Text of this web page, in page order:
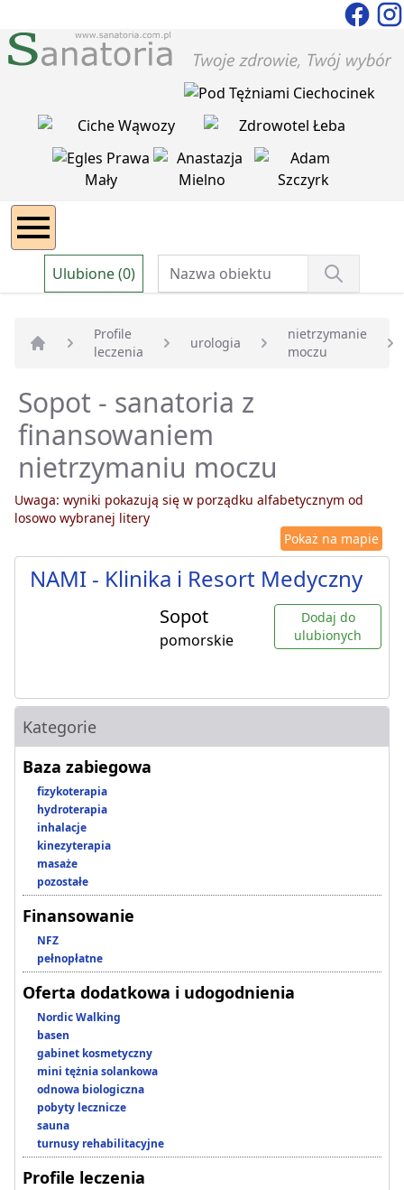
Ulubione (0)
Strona główna
Profile
leczenia
urologia
nietrzymanie
moczu
Sopot - sanatoria z
finansowaniem
nietrzymaniu moczu
Uwaga: wyniki pokazują się w porządku alfabetycznym od
losowo wybranej litery
Pokaż na mapie
NAMI - Klinika i Resort Medyczny
Sopot
pomorskie
Dodaj do
ulubionych
Kategorie
Baza zabiegowa
fizykoterapia
hydroterapia
inhalacje
kinezyterapia
masaże
pozostałe
Finansowanie
NFZ
pełnopłatne
Oferta dodatkowa i udogodnienia
Nordic Walking
basen
gabinet kosmetyczny
mini tężnia solankowa
odnowa biologiczna
pobyty lecznicze
sauna
turnusy rehabilitacyjne
Profile leczenia